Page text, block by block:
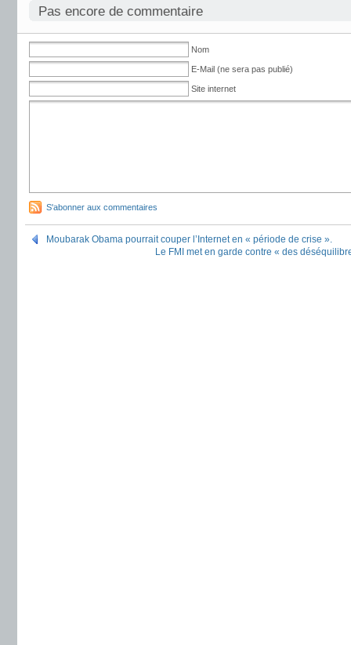
Pas encore de commentaire
Nom
E-Mail (ne sera pas publié)
Site internet
S'abonner aux commentaires
Moubarak Obama pourrait couper l’Internet en « période de crise ».
Le FMI met en garde contre « des